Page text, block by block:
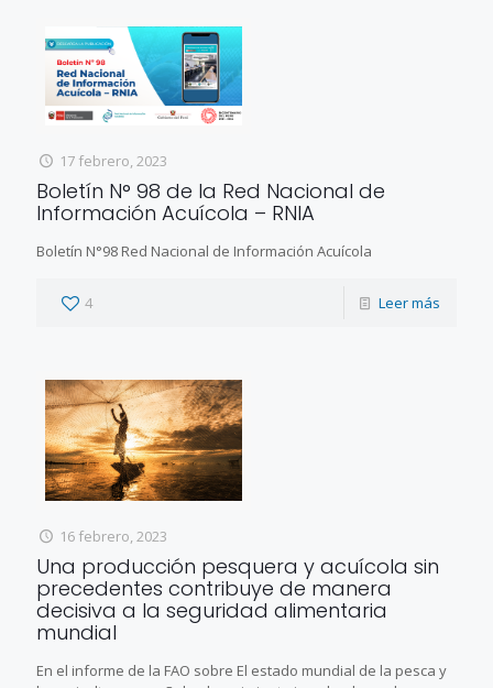
17 febrero, 2023
Boletín N° 98 de la Red Nacional de
Información Acuícola – RNIA
Boletín N°98 Red Nacional de Información Acuícola
4 Leer más
16 febrero, 2023
Una producción pesquera y acuícola sin
precedentes contribuye de manera
decisiva a la seguridad alimentaria
mundial
En el informe de la FAO sobre El estado mundial de la pesca y